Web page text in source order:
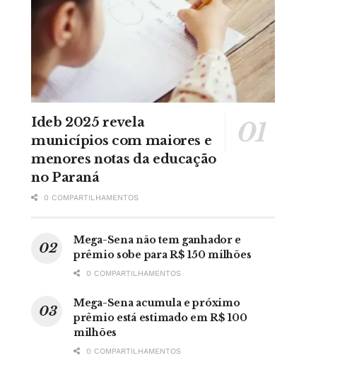
Ideb 2025 revela
municípios com maiores e
menores notas da educação
no Paraná
0 COMPARTILHAMENTOS
Mega-Sena não tem ganhador e
prêmio sobe para R$ 150 milhões
0 COMPARTILHAMENTOS
Mega-Sena acumula e próximo
prêmio está estimado em R$ 100
milhões
0 COMPARTILHAMENTOS